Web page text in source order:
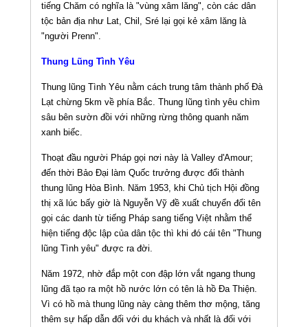
tiếng Chăm có nghĩa là "vùng xâm lăng", còn các dân
tộc bản địa như Lat, Chil, Sré lại gọi kẻ xâm lăng là
"người Prenn".
Thung Lũng Tình Yêu
Thung lũng Tình Yêu nằm cách trung tâm thành phố Đà
Lạt chừng 5km về phía Bắc. Thung lũng tình yêu chìm
sâu bên sườn đồi với những rừng thông quanh năm
xanh biếc.
Thoạt đầu người Pháp gọi nơi này là Valley d'Amour;
đến thời Bảo Đại làm Quốc trưởng được đổi thành
thung lũng Hòa Bình. Năm 1953, khi Chủ tịch Hội đồng
thị xã lúc bấy giờ là Nguyễn Vỹ đề xuất chuyển đổi tên
gọi các danh từ tiếng Pháp sang tiếng Việt nhằm thể
hiện tiếng độc lập của dân tộc thì khi đó cái tên "Thung
lũng Tình yêu" được ra đời.
Năm 1972, nhờ đắp một con đập lớn vắt ngang thung
lũng đã tạo ra một hồ nước lớn có tên là hồ Ða Thiện.
Vì có hồ mà thung lũng này càng thêm thơ mộng, tăng
thêm sự hấp dẫn đối với du khách và nhất là đối với